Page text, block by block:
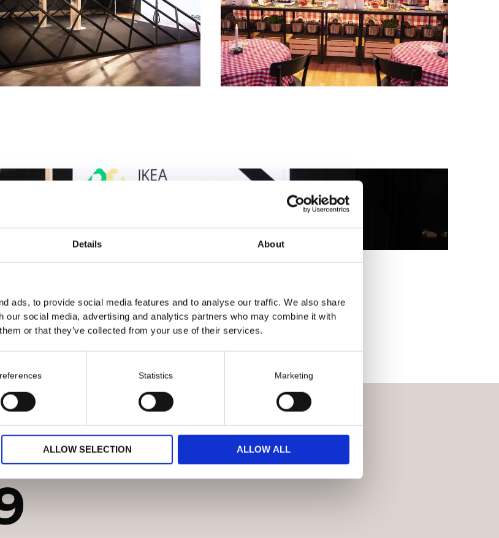
Details About
ads, to provide social media features and to analyse our traffic. We also share
our social media, advertising and analytics partners who may combine it with
or that they’ve collected from your use of their services.
Statistics Marketing
ALLOW SELECTION ALLOW ALL
GÅ TILLBAKA